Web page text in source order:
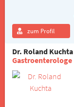
zum Profil
Dr. Roland Kuchta
Gastroenterologe